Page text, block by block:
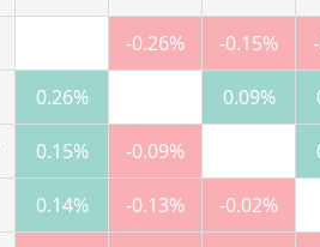
-0.26% -0.15%
0.26% 0.09%
0.15% -0.09%
0.14% -0.13% -0.02%